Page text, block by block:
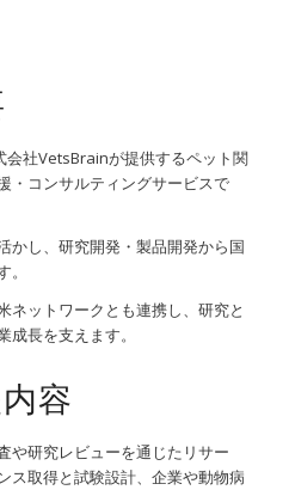
社VetsBrainが提供するペット関
・コンサルティングサービスで
かし、研究開発・製品開発から国
ネットワークとも連携し、研究と
長を支えます。
容
や研究レビューを通じたリサー
ス取得と試験設計、企業や動物病